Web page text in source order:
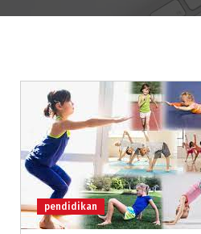
pendidikan